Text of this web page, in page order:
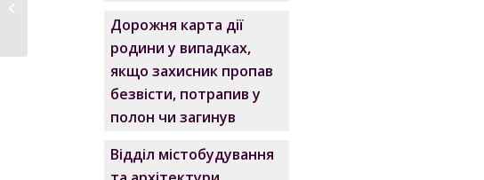
Дорожня карта дії
родини у випадках,
якщо захисник пропав
безвісти, потрапив у
полон чи загинув
Відділ містобудування
виконавчого...